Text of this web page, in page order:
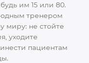
им 15 или 80.
тренером
миру: не стойте
уходите
пациентам